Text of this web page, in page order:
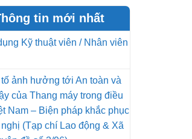
tin mới nhất
Kỹ thuật viên / Nhân viên
ảnh hưởng tới An toàn và
của Thang máy trong điều
Nam – Biện pháp khắc phục
(Tạp chí Lao động & Xã